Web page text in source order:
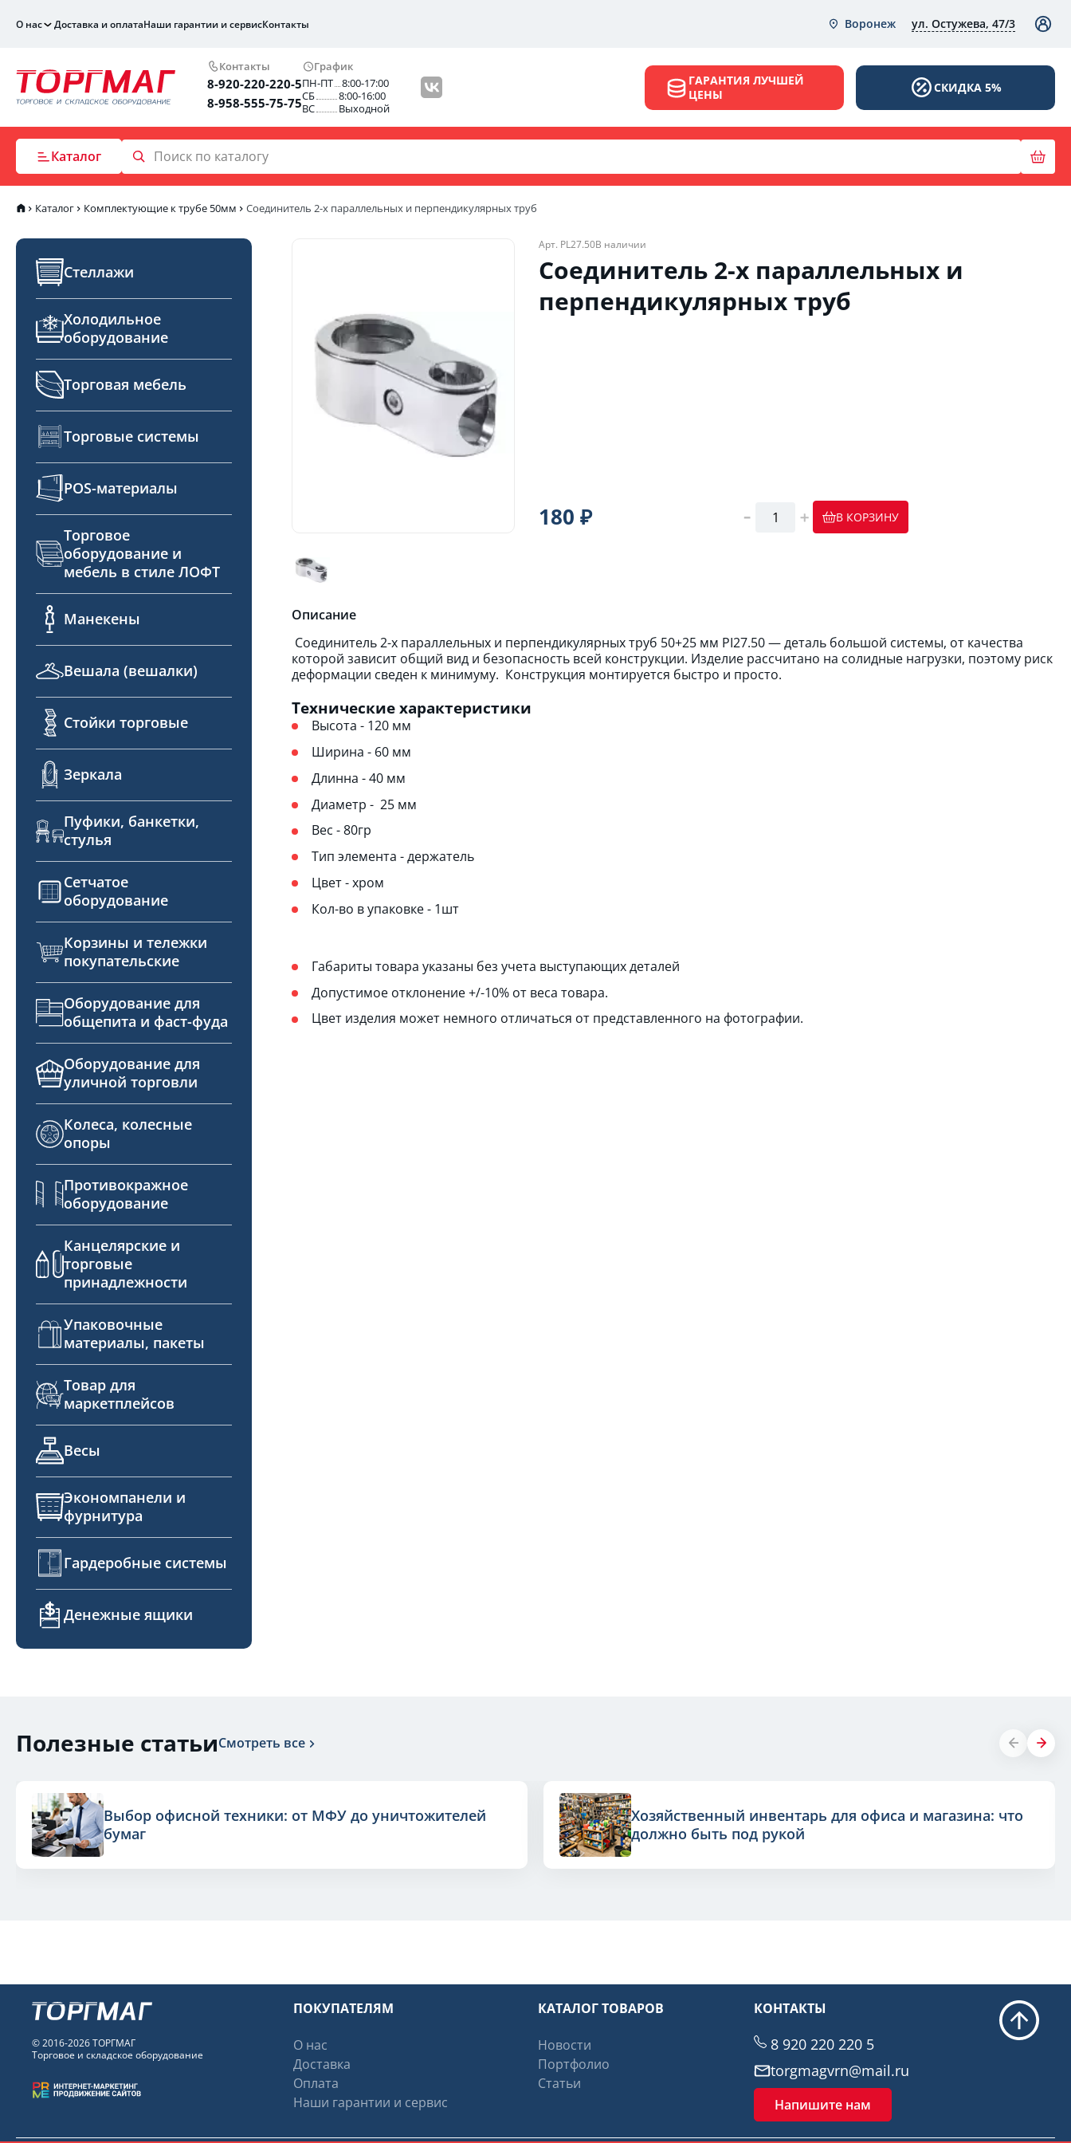
О нас Доставка и оплатаНаши гарантии и сервисКонтакты Воронеж ул. Остужева, 47/3
Контакты
8-920-220-220-5
8-958-555-75-75
График
ПН-ПТ
8:00-17:00
СБ
8:00-16:00
ВС
Выходной
ГАРАНТИЯ ЛУЧШЕЙ
ЦЕНЫ
СКИДКА 5%
Каталог
Каталог Комплектующие к трубе 50мм Соединитель 2-х параллельных и перпендикулярных труб
Стеллажи
Холодильное
оборудование
Торговая мебель
Торговые системы
POS-материалы
Торговое
оборудование и
мебель в стиле ЛОФТ
Манекены
Вешала (вешалки)
Стойки торговые
Зеркала
Пуфики, банкетки,
стулья
Сетчатое
оборудование
Корзины и тележки
покупательские
Оборудование для
общепита и фаст-фуда
Оборудование для
уличной торговли
Колеса, колесные
опоры
Противокражное
оборудование
Канцелярские и
торговые
принадлежности
Упаковочные
материалы, пакеты
Товар для
маркетплейсов
Весы
Экономпанели и
фурнитура
Гардеробные системы
Денежные ящики
Арт. PL27.50В наличии
Соединитель 2-х параллельных и
перпендикулярных труб
180 ₽ В КОРЗИНУ
Описание
Соединитель 2-х параллельных и перпендикулярных труб 50+25 мм PI27.50 — деталь большой системы, от качества
которой зависит общий вид и безопасность всей конструкции. Изделие рассчитано на солидные нагрузки, поэтому риск
деформации сведен к минимуму. Конструкция монтируется быстро и просто.
Технические характеристики
Высота - 120 мм
Ширина - 60 мм
Длинна - 40 мм
Диаметр - 25 мм
Вес - 80гр
Тип элемента - держатель
Цвет - хром
Кол-во в упаковке - 1шт
Габариты товара указаны без учета выступающих деталей
Допустимое отклонение +/-10% от веса товара.
Цвет изделия может немного отличаться от представленного на фотографии.
Полезные статьиСмотреть все
Выбор офисной техники: от МФУ до уничтожителей
бумаг
Хозяйственный инвентарь для офиса и магазина: что
должно быть под рукой
© 2016-2026 ТОРГМАГ
Торговое и складское оборудование
ПОКУПАТЕЛЯМ
О нас
Доставка
Оплата
Наши гарантии и сервис
КАТАЛОГ ТОВАРОВ
Новости
Портфолио
Статьи
КОНТАКТЫ
8 920 220 220 5
torgmagvrn@mail.ru
Напишите нам